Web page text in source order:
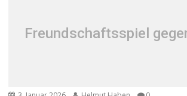
Freundschaftsspiel